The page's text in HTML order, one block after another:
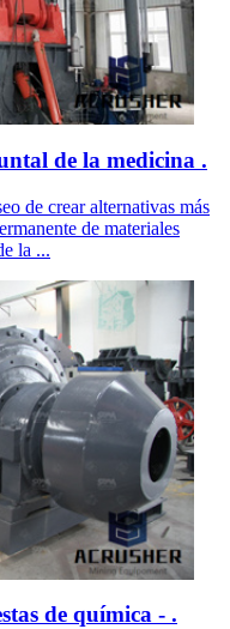
de la medicina .
de crear alternativas más
de materiales
la ...
de química - .